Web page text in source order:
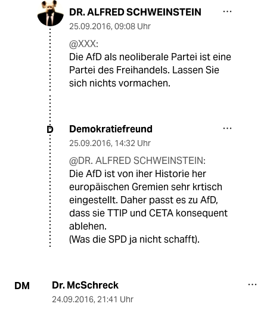
DR. ALFRED SCHWEINSTEIN
25.09.2016, 09:08 Uhr
@XXX:
Die AfD als neoliberale Partei ist eine
Partei des Freihandels. Lassen Sie
sich nichts vormachen.
D Demokratiefreund
25.09.2016, 14:32 Uhr
@DR. ALFRED SCHWEINSTEIN:
Die AfD ist von iher Historie her
europäischen Gremien sehr krtisch
eingestellt. Daher passt es zu AfD,
dass sie TTIP und CETA konsequent
ablehen.
(Was die SPD ja nicht schafft).
DM Dr. McSchreck
24.09.2016, 21:41 Uhr